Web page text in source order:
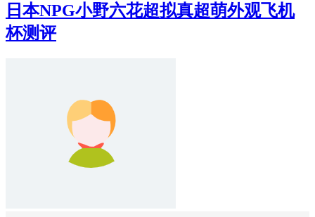
日本NPG小野六花超拟真超萌外观飞机
杯测评